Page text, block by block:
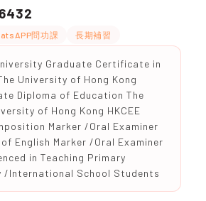
問功課 長期補習
Graduate Certificate in
University of Hong Kong
Diploma of Education The
of Hong Kong HKCEE
Marker /Oral Examiner
of English Marker /Oral Examiner
in Teaching Primary
/International School Students